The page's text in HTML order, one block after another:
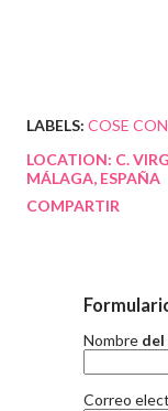
LABELS: COSE
LOCATION: C.
MÁLAGA, ESPAÑA
COMPARTIR
Nombre del
Correo